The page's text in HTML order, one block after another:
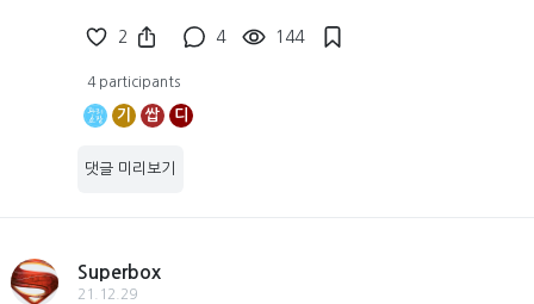
2 4 144
4 participants
기 쌉 디
댓글 미리보기
Superbox
21.12.29